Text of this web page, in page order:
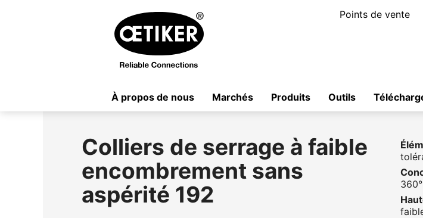
Points de vente
À propos de nous Marchés Produits Outils
Colliers de serrage à faible
encombrement sans
aspérité 192
360°